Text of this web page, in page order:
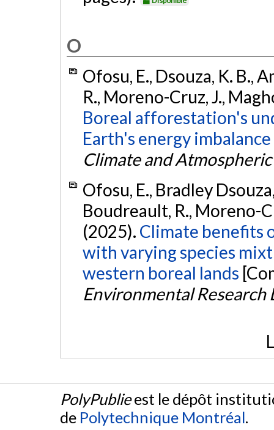
O
Ofosu, E., Dsouza, K. B.,
R., Moreno-Cruz, J.,
Boreal afforestation's
Earth's energy imbalance
Climate and Atmospheric
Ofosu, E., Bradley
Boudreault, R., Moreno-
(2025). Climate benefits
with varying species
western boreal lands
Environmental Research
PolyPublieest le dépôt
de Polytechnique Montréal.